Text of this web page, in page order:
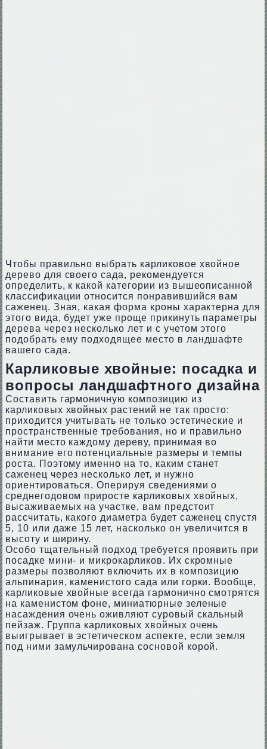
Чтобы правильно выбрать карликовое хвойное
дерево для своего сада, рекомендуется
определить, к какой категории из вышеописанной
классификации относится понравившийся вам
саженец. Зная, какая форма кроны характерна для
этого вида, будет уже проще прикинуть параметры
дерева через несколько лет и с учетом этого
подобрать ему подходящее место в ландшафте
вашего сада.
Карликовые хвойные: посадка и
вопросы ландшафтного дизайна
Составить гармоничную композицию из
карликовых хвойных растений не так просто:
приходится учитывать не только эстетические и
пространственные требования, но и правильно
найти место каждому дереву, принимая во
внимание его потенциальные размеры и темпы
роста. Поэтому именно на то, каким станет
саженец через несколько лет, и нужно
ориентироваться. Оперируя сведениями о
среднегодовом приросте карликовых хвойных,
высаживаемых на участке, вам предстоит
рассчитать, какого диаметра будет саженец спустя
5, 10 или даже 15 лет, насколько он увеличится в
высоту и ширину.
Особо тщательный подход требуется проявить при
посадке мини- и микрокарликов. Их скромные
размеры позволяют включить их в композицию
альпинария, каменистого сада или горки. Вообще,
карликовые хвойные всегда гармонично смотрятся
на каменистом фоне, миниатюрные зеленые
насаждения очень оживляют суровый скальный
пейзаж. Группа карликовых хвойных очень
выигрывает в эстетическом аспекте, если земля
под ними замульчирована сосновой корой.